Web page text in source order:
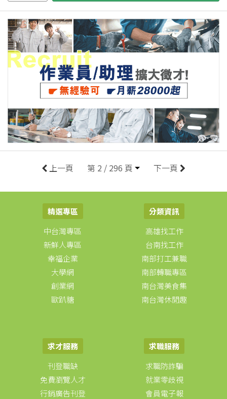
上一頁 第 2 / 296 頁 下一頁
精選專區
中台灣專區
新鮮人專區
幸福企業
大學網
創業網
歐趴糖
分類資訊
高雄找工作
台南找工作
南部打工兼職
南部轉職專區
南台灣美食集
南台灣休閒趣
求才服務
刊登職缺
免費瀏覽人才
行銷廣告刊登
求職服務
求職防詐騙
就業零歧視
會員電子報